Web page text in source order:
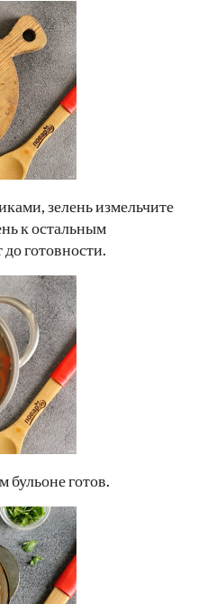
зелень измельчите
к остальным
готовности.
бульоне готов.